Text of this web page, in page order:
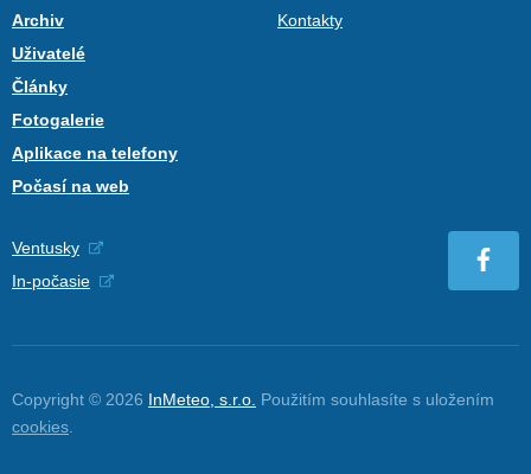
Archiv
Uživatelé
Články
Fotogalerie
Aplikace na telefony
Počasí na web
Kontakty
Ventusky
In-počasie
Copyright © 2026 InMeteo, s.r.o. Použitím souhlasíte s uložením
cookies